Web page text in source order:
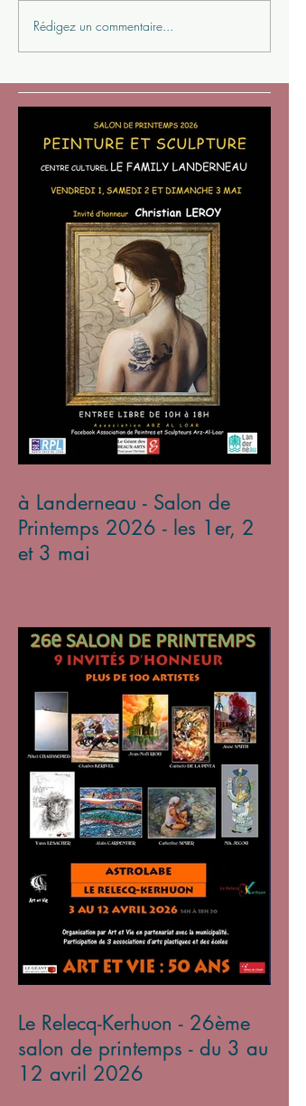
Rédigez un commentaire...
à Landerneau - Salon de
Printemps 2026 - les 1er, 2
et 3 mai
Le Relecq-Kerhuon - 26ème
salon de printemps - du 3 au
12 avril 2026